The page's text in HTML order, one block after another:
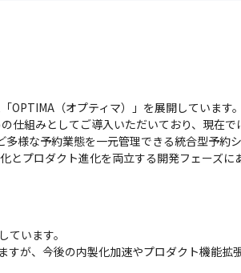
（オプティマ）」を展開しています。
組みとしてご導入いただいており、現在で
様な予約業態を一元管理できる統合型予約シ
プロダクト進化を両立する開発フェーズに
います。
が、今後の内製化加速やプロダクト機能拡